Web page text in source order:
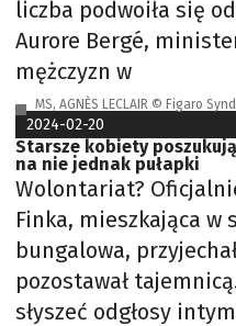
liczba podwoiła się
Aurore Bergé,
mężczyzn w
MS, AGNÈS LECLAIR © Figaro
2024-02-20
Starsze kobiety
na nie jednak pułapki
Wolontariat?
Finka, mieszkająca w
bungalowa,
pozostawał
słyszeć odgłosy